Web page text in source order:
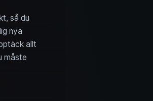
så du
nya
allt
måste